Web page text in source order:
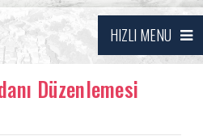
HIZLI MENU
Düzenlemesi